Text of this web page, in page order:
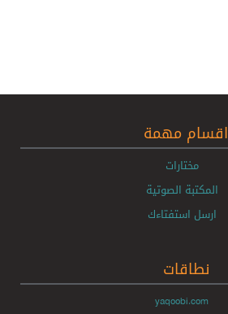
اقسام مهمة
مختارات
المكتبة الصوتية
ارسل استفتاءك
نطاقات
yaqoobi.com